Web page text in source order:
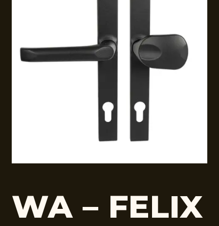
WA – FELIX